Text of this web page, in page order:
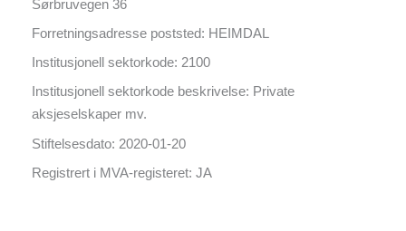
Sørbruvegen 36
Forretningsadresse poststed: HEIMDAL
Institusjonell sektorkode: 2100
Institusjonell sektorkode beskrivelse: Private
aksjeselskaper mv.
Stiftelsesdato: 2020-01-20
Registrert i MVA-registeret: JA